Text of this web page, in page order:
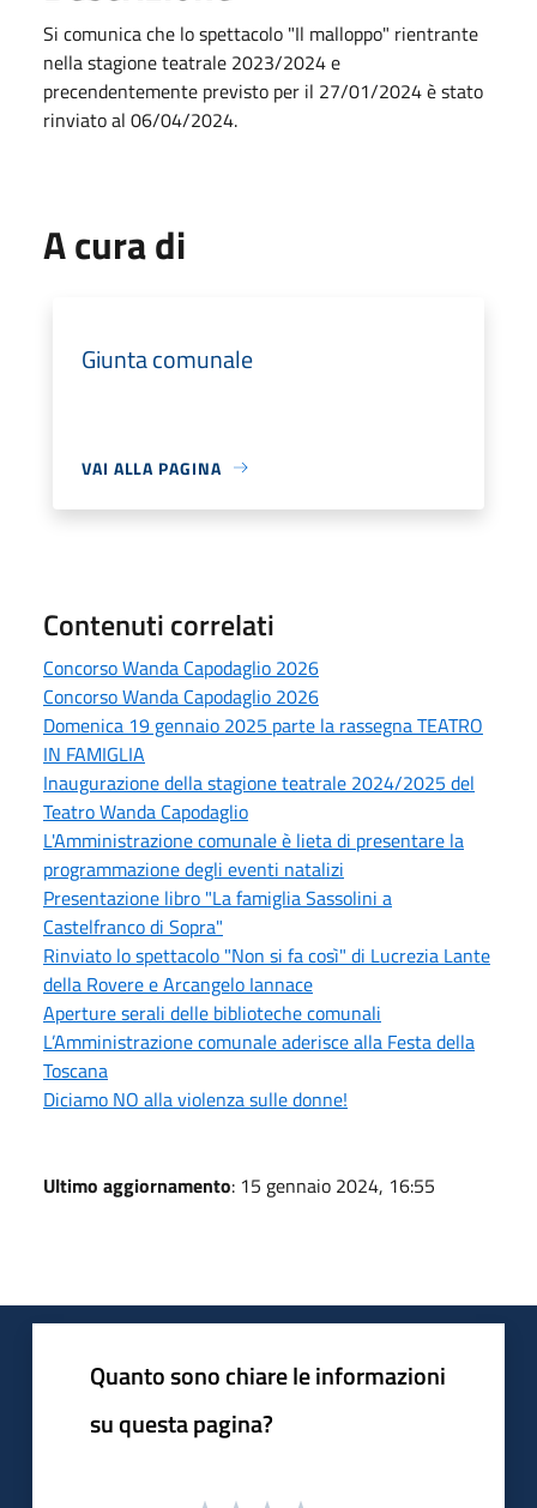
Si comunica che lo spettacolo "Il malloppo" rientrante
nella stagione teatrale 2023/2024 e
precendentemente previsto per il 27/01/2024 è stato
rinviato al 06/04/2024.
A cura di
Giunta comunale
VAI ALLA PAGINA
Contenuti correlati
Concorso Wanda Capodaglio 2026
Concorso Wanda Capodaglio 2026
Domenica 19 gennaio 2025 parte la rassegna TEATRO
IN FAMIGLIA
Inaugurazione della stagione teatrale 2024/2025 del
Teatro Wanda Capodaglio
L'Amministrazione comunale è lieta di presentare la
programmazione degli eventi natalizi
Presentazione libro "La famiglia Sassolini a
Castelfranco di Sopra"
Rinviato lo spettacolo "Non si fa così" di Lucrezia Lante
della Rovere e Arcangelo Iannace
Aperture serali delle biblioteche comunali
L’Amministrazione comunale aderisce alla Festa della
Toscana
Diciamo NO alla violenza sulle donne!
Ultimo aggiornamento: 15 gennaio 2024, 16:55
Quanto sono chiare le informazioni
su questa pagina?